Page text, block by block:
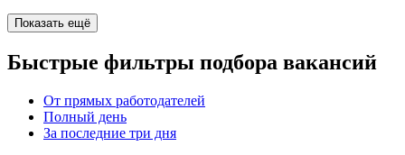
Показать ещё
Быстрые фильтры подбора вакансий
От прямых работодателей
Полный день
За последние три дня